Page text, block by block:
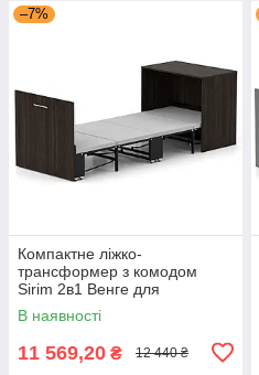
–7%
Компактне ліжко-
трансформер з комодом
Sirim 2в1 Венге для
малогабаритних квартир
Knap Knap
В наявності
11 569,20 ₴ 12 440 ₴